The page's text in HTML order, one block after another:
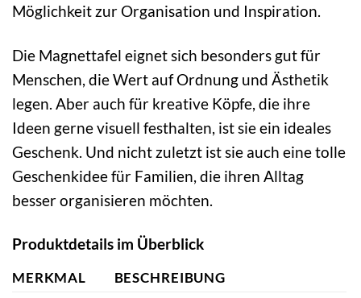
Möglichkeit zur Organisation und Inspiration.
Die Magnettafel eignet sich besonders gut für
Menschen, die Wert auf Ordnung und Ästhetik
legen. Aber auch für kreative Köpfe, die ihre
Ideen gerne visuell festhalten, ist sie ein ideales
Geschenk. Und nicht zuletzt ist sie auch eine tolle
Geschenkidee für Familien, die ihren Alltag
besser organisieren möchten.
Produktdetails im Überblick
MERKMAL
BESCHREIBUNG